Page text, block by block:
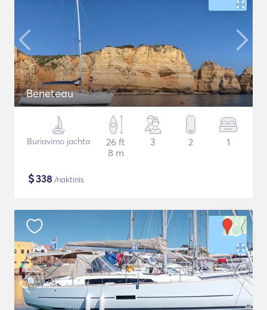
Beneteau
Buriavimo jachta
26 ft
8 m
3 2 1
$338 /naktinis